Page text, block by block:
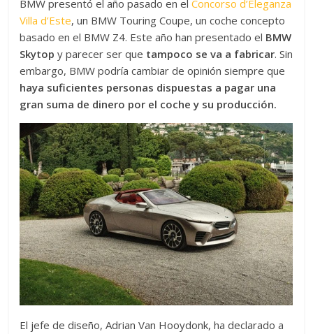
BMW presentó el año pasado en elConcorso d’Eleganza
Villa d’Este, un BMW Touring Coupe, un coche concepto
basado en el BMW Z4. Este año han presentado el BMW
Skytopy parecer ser que tampoco se va a fabricar. Sin
embargo, BMW podría cambiar de opinión siempre que
haya suficientes personas dispuestas a pagar una
gran suma de dinero por el coche y su producción.
El jefe de diseño, Adrian Van Hooydonk, ha declarado a